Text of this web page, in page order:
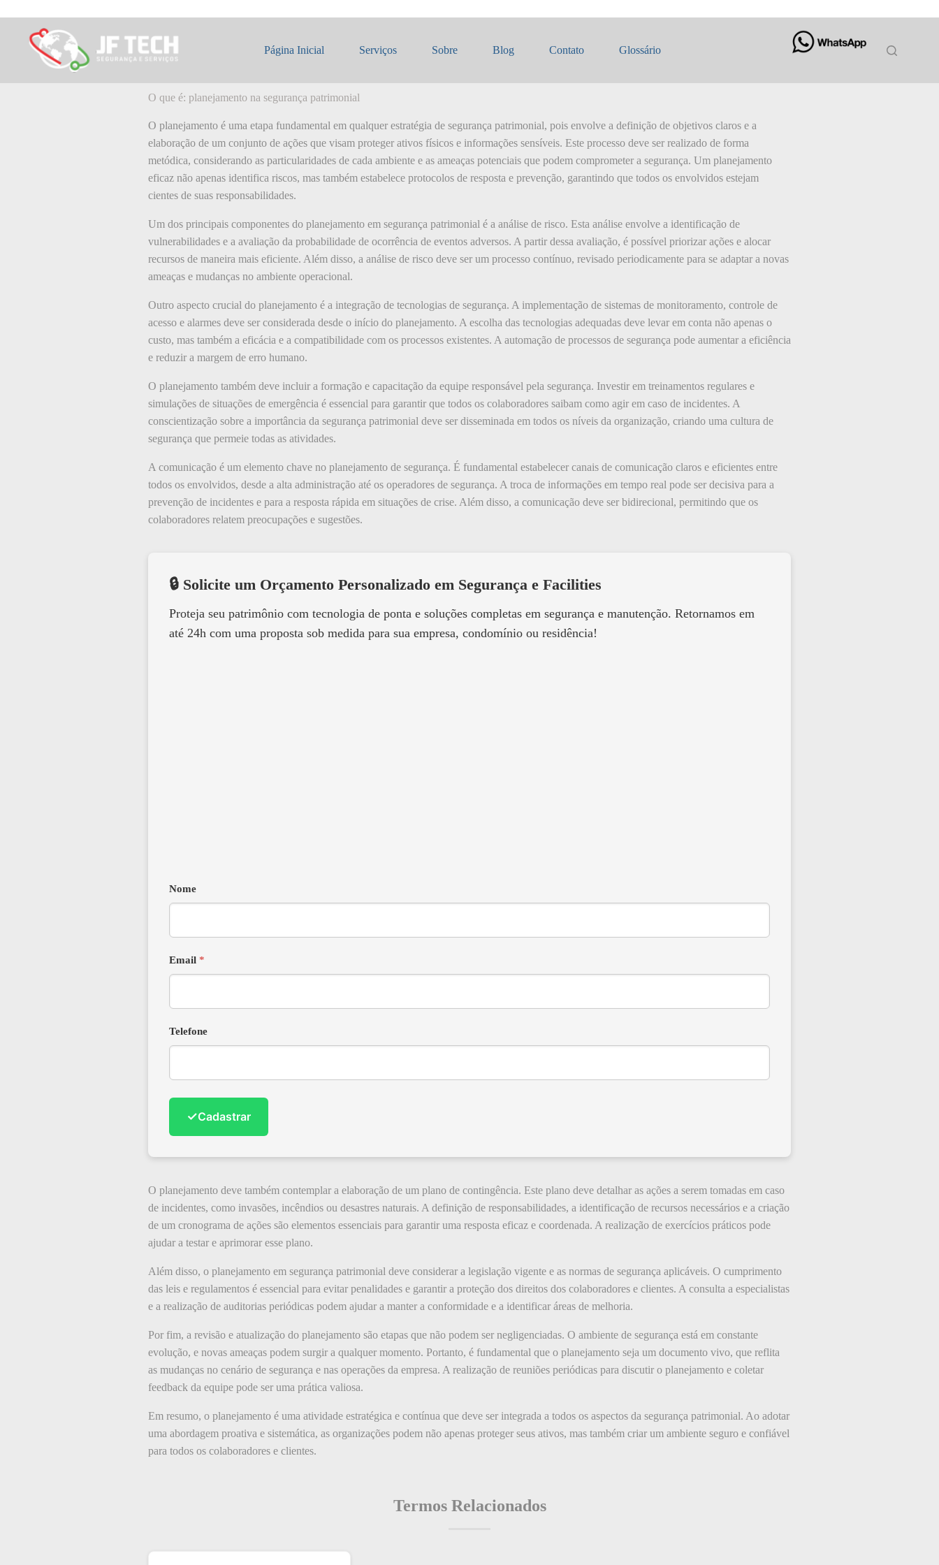
para
conteúdo
Página Inicial Serviços Sobre Blog Contato Glossário
O que é: planejamento
O que é: planejamento na segurança patrimonial
O planejamento é uma etapa fundamental em qualquer estratégia de segurança patrimonial, pois envolve a definição de objetivos claros e a
elaboração de um conjunto de ações que visam proteger ativos físicos e informações sensíveis. Este processo deve ser realizado de forma
metódica, considerando as particularidades de cada ambiente e as ameaças potenciais que podem comprometer a segurança. Um planejamento
eficaz não apenas identifica riscos, mas também estabelece protocolos de resposta e prevenção, garantindo que todos os envolvidos estejam
cientes de suas responsabilidades.
Um dos principais componentes do planejamento em segurança patrimonial é a análise de risco. Esta análise envolve a identificação de
vulnerabilidades e a avaliação da probabilidade de ocorrência de eventos adversos. A partir dessa avaliação, é possível priorizar ações e alocar
recursos de maneira mais eficiente. Além disso, a análise de risco deve ser um processo contínuo, revisado periodicamente para se adaptar a novas
ameaças e mudanças no ambiente operacional.
Outro aspecto crucial do planejamento é a integração de tecnologias de segurança. A implementação de sistemas de monitoramento, controle de
acesso e alarmes deve ser considerada desde o início do planejamento. A escolha das tecnologias adequadas deve levar em conta não apenas o
custo, mas também a eficácia e a compatibilidade com os processos existentes. A automação de processos de segurança pode aumentar a eficiência
e reduzir a margem de erro humano.
O planejamento também deve incluir a formação e capacitação da equipe responsável pela segurança. Investir em treinamentos regulares e
simulações de situações de emergência é essencial para garantir que todos os colaboradores saibam como agir em caso de incidentes. A
conscientização sobre a importância da segurança patrimonial deve ser disseminada em todos os níveis da organização, criando uma cultura de
segurança que permeie todas as atividades.
A comunicação é um elemento chave no planejamento de segurança. É fundamental estabelecer canais de comunicação claros e eficientes entre
todos os envolvidos, desde a alta administração até os operadores de segurança. A troca de informações em tempo real pode ser decisiva para a
prevenção de incidentes e para a resposta rápida em situações de crise. Além disso, a comunicação deve ser bidirecional, permitindo que os
colaboradores relatem preocupações e sugestões.
🔒 Solicite um Orçamento Personalizado em Segurança e Facilities
Proteja seu patrimônio com tecnologia de ponta e soluções completas em segurança e manutenção. Retornamos em
até 24h com uma proposta sob medida para sua empresa, condomínio ou residência!
Nome
Email *
Telefone
✓Cadastrar
O planejamento deve também contemplar a elaboração de um plano de contingência. Este plano deve detalhar as ações a serem tomadas em caso
de incidentes, como invasões, incêndios ou desastres naturais. A definição de responsabilidades, a identificação de recursos necessários e a criação
de um cronograma de ações são elementos essenciais para garantir uma resposta eficaz e coordenada. A realização de exercícios práticos pode
ajudar a testar e aprimorar esse plano.
Além disso, o planejamento em segurança patrimonial deve considerar a legislação vigente e as normas de segurança aplicáveis. O cumprimento
das leis e regulamentos é essencial para evitar penalidades e garantir a proteção dos direitos dos colaboradores e clientes. A consulta a especialistas
e a realização de auditorias periódicas podem ajudar a manter a conformidade e a identificar áreas de melhoria.
Por fim, a revisão e atualização do planejamento são etapas que não podem ser negligenciadas. O ambiente de segurança está em constante
evolução, e novas ameaças podem surgir a qualquer momento. Portanto, é fundamental que o planejamento seja um documento vivo, que reflita
as mudanças no cenário de segurança e nas operações da empresa. A realização de reuniões periódicas para discutir o planejamento e coletar
feedback da equipe pode ser uma prática valiosa.
Em resumo, o planejamento é uma atividade estratégica e contínua que deve ser integrada a todos os aspectos da segurança patrimonial. Ao adotar
uma abordagem proativa e sistemática, as organizações podem não apenas proteger seus ativos, mas também criar um ambiente seguro e confiável
para todos os colaboradores e clientes.
Termos Relacionados